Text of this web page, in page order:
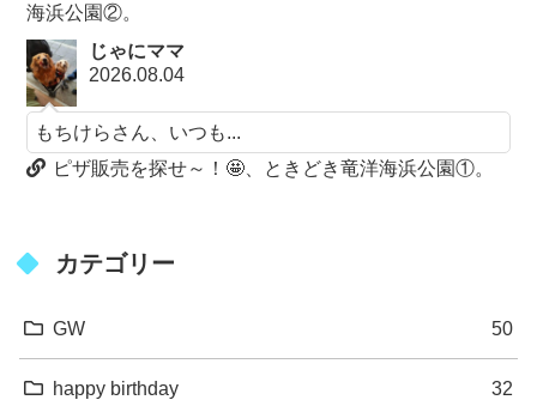
海浜公園②。
じゃにママ
2026.08.04
もちけらさん、いつも...
ピザ販売を探せ～！🤩、ときどき竜洋海浜公園①。
カテゴリー
GW 50
happy birthday 32